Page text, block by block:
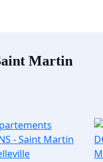
Martin